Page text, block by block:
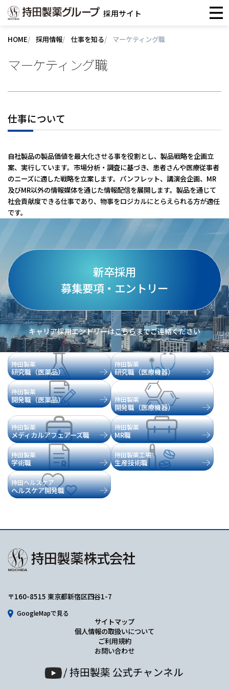
採用サイト
HOME 採用情報 仕事を知る マーケティング職
マーケティング職
仕事について
自社製品の製品価値を最大化させる事を役割とし、製品戦略を企画立
案、実行しています。市場分析・調査に基づき、患者さんや医療従事者
のニーズに適した戦略を立案します。パンフレット、講演会企画、MR
及びMR以外の情報媒体を通じた情報配信を展開します。製品を通じて
社会貢献度できる仕事であり、物事をロジカルにとらえられる方が適任
です。
新卒採用
募集要項・エントリー
キャリア採用エントリーはこちらまでご連絡ください
持田製薬
研究職（医薬品）
持田製薬
研究職（医療機器）
持田製薬
開発職（医薬品） 持田製薬
開発職（医療機器）
持田製薬
メディカルアフェアーズ職
持田製薬
MR職
持田製薬
学術職
持田製薬工場
生産技術職
持田ヘルスケア
ヘルスケア開発職
〒160-8515 東京都新宿区四谷1-7
GoogleMapで見る
サイトマップ
個人情報の取扱いについて
ご利用規約
お問い合わせ